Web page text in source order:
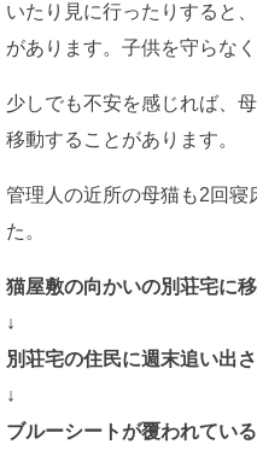
いたり見に行ったりすると
があります。子供を守らな
少しでも不安を感じれば、
移動することがあります。
管理人の近所の母猫も2回寝
た。
猫屋敷の向かいの別荘宅に
↓
別荘宅の住民に週末追い出
↓
ブルーシートが覆われてい